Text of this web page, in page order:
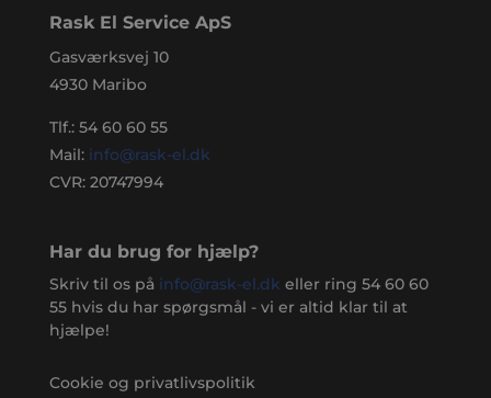
Rask El Service ApS
Gasværksvej 10
4930 Maribo
Tlf.: 54 60 60 55
Mail: info@rask-el.dk
CVR: 20747994
Har du brug for hjælp?
Skriv til os på info@rask-el.dk eller ring 54 60 60
55hvis du har spørgsmål - vi er altid klar til at
hjælpe!
Cookie og privatlivspolitik